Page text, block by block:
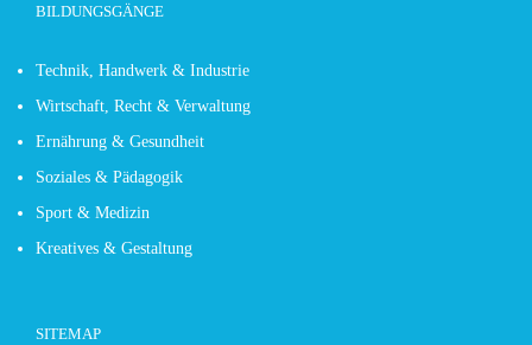
BILDUNGSGÄNGE
Technik, Handwerk & Industrie
Wirtschaft, Recht & Verwaltung
Ernährung & Gesundheit
Soziales & Pädagogik
Sport & Medizin
Kreatives & Gestaltung
SITEMAP